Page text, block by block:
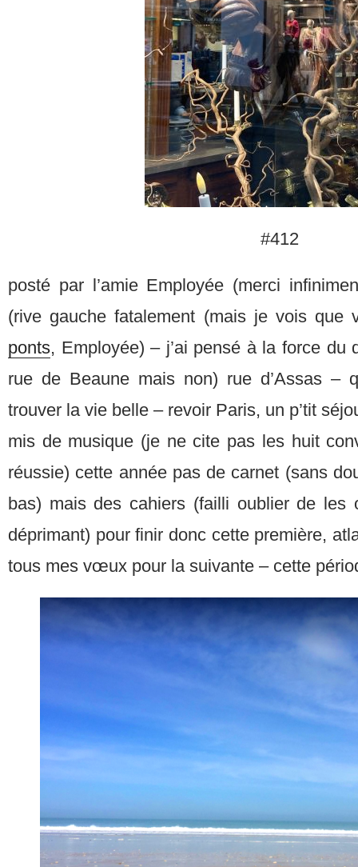
#412
posté par l’amie Employée (merci
(rive gauche fatalement (mais je vois que
ponts, Employée) – j’ai pensé à la force du
rue de Beaune mais non) rue d’Assas –
trouver la vie belle – revoir Paris, un p’tit
mis de musique (je ne cite pas les huit
réussie) cette année pas de carnet (sans
bas) mais des cahiers (failli oublier de les
déprimant) pour finir donc cette première,
tous mes vœux pour la suivante – cette